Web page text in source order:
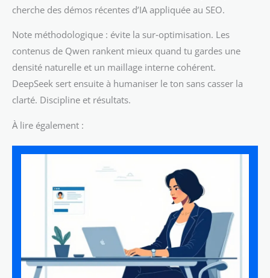
cherche des démos récentes d’IA appliquée au SEO.
Note méthodologique : évite la sur‑optimisation. Les
contenus de Qwen rankent mieux quand tu gardes une
densité naturelle et un maillage interne cohérent.
DeepSeek sert ensuite à humaniser le ton sans casser la
clarté. Discipline et résultats.
À lire également :